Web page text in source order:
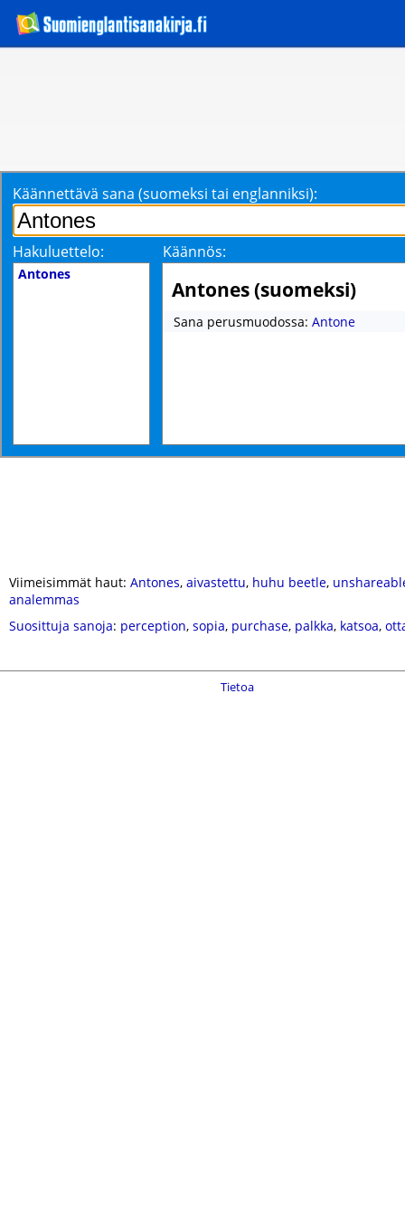
Käännettävä sana (suomeksi tai englanniksi):
Hakuluettelo: Käännös:
Antones
Antones (suomeksi)
Sana perusmuodossa: Antone
Viimeisimmät haut: Antones, aivastettu, huhu beetle,
analemmas
Suosittuja sanoja: perception, sopia, purchase, palkka, katsoa,
Tietoa